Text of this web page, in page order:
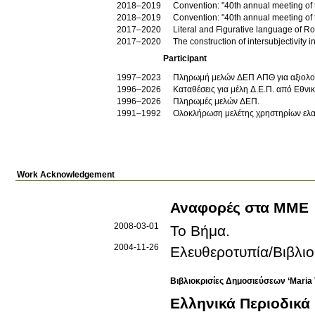
2018–2019
Convention: "40th annual meeting
2018–2019
Convention: "40th annual meeting
2017–2020
Literal and Figurative language of
2017–2020
The construction of intersubjectivity
Participant
1997–2023
Πληρωμή μελών ΔΕΠ ΑΠΘ για
1996–2026
Καταθέσεις για μέλη Δ.Ε.Π. από
1996–2026
Πληρωμές μελών ΔΕΠ.
1991–1992
Ολοκλήρωση μελέτης χρηστηρίων
Work Acknowledgement
Αναφορές στα ΜΜΕ
2008-03-01 Το Βήμα.
2004-11-26 Ελευθεροτυπία/
Βιβλιοκρισίες Δημοσιεύσεων
Ελληνικά Περιοδικά